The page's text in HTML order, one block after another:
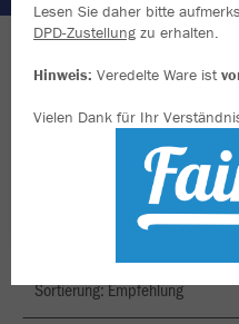
Herzlich willkommen
Lesen Sie daher bitte
DPD-Zustellung zu erhalten.
Hinweis: Veredelte Ware ist
Vielen Dank für Ihr
Inhalte anzeigen und unsere
zu den Cookies findest Du in